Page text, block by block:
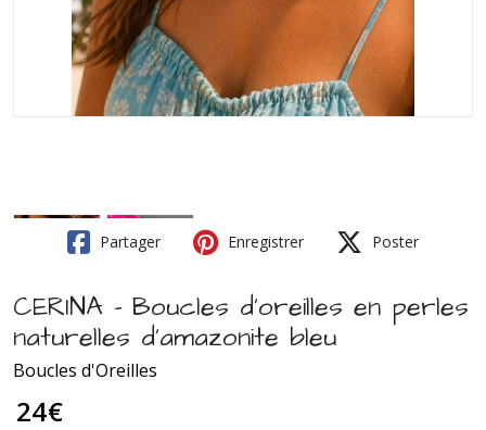
Partager Enregistrer Poster
CERINA - Boucles d'oreilles en perles
naturelles d'amazonite bleu
Boucles d'Oreilles
24€